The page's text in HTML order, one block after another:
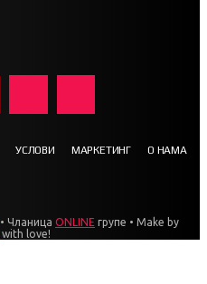
УСЛОВИ МАРКЕТИНГ О НАМА
• Чланица ONLINE групе • Make by
with love!